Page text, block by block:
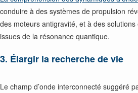
conduire à des systèmes de propulsion
des moteurs antigravité, et à des
issues de la résonance quantique.
3. Élargir la recherche de vie
Le champ d’onde interconnecté suggéré